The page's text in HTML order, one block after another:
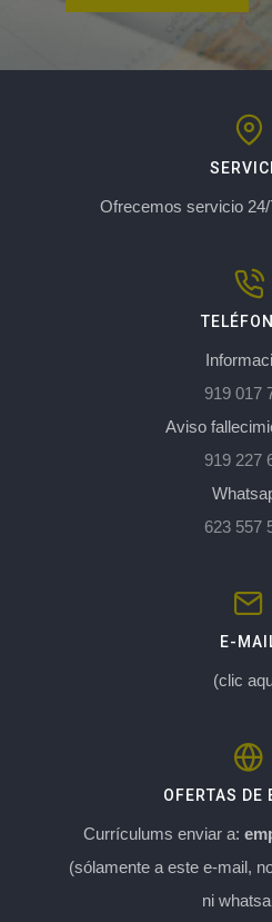
Ofrecemos servicio
919 017
Aviso
919 227
623 557
E-
(clic
OFERTAS DE
Currículums enviar a:
(sólamente a este e-mail,
ni